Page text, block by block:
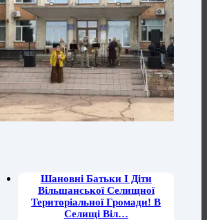
Шановні Батьки І Діти
Вільшанської Селищної
Територіальної Громади! В
Селищі Віл…